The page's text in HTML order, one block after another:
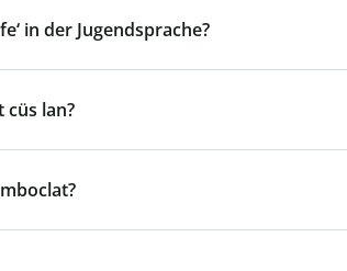
in der Jugendsprache?
cüs lan?